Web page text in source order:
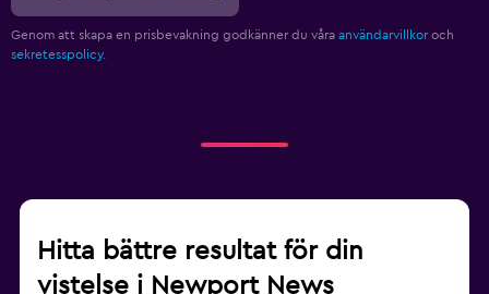
Genom att skapa en prisbevakning godkänner du våra användarvillkor och
sekretesspolicy.
Hitta bättre resultat för din
vistelse i Newport News